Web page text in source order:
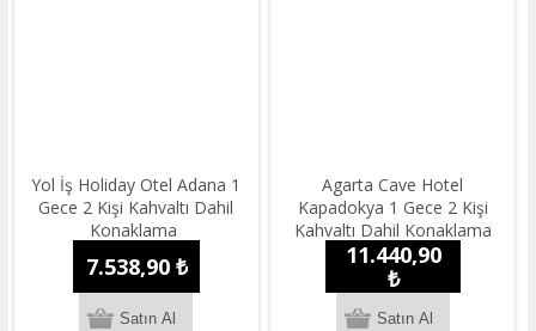
Yol İş Holiday Otel Adana 1
Gece 2 Kişi Kahvaltı Dahil
Konaklama
7.538,90 ₺
Agarta Cave Hotel
Kapadokya 1 Gece 2 Kişi
Kahvaltı Dahil Konaklama
11.440,90
₺